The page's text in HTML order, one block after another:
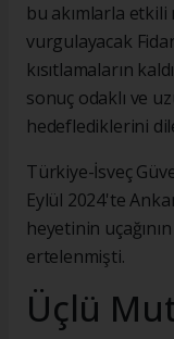
bu akımlarla
vurgulayacak
kısıtlamaların
sonuç odaklı ve
hedeflediklerini
Türkiye-İsveç
Eylül 2024'te
heyetinin
ertelenmişti.
Üçlü